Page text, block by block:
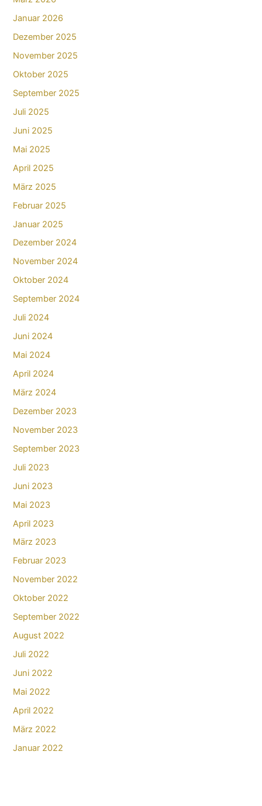
Januar 2026
Dezember 2025
November 2025
Oktober 2025
September 2025
Juli 2025
Juni 2025
Mai 2025
April 2025
März 2025
Februar 2025
Januar 2025
Dezember 2024
November 2024
Oktober 2024
September 2024
Juli 2024
Juni 2024
Mai 2024
April 2024
März 2024
Dezember 2023
November 2023
September 2023
Juli 2023
Juni 2023
Mai 2023
April 2023
März 2023
Februar 2023
November 2022
Oktober 2022
September 2022
August 2022
Juli 2022
Juni 2022
Mai 2022
April 2022
März 2022
Januar 2022